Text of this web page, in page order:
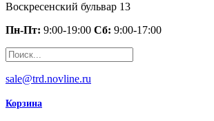
Воскресенский бульвар 13
Пн-Пт: 9:00-19:00 Сб: 9:00-17:00
sale@trd.novline.ru
Корзина